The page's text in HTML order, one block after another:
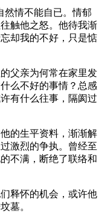
然情不能自已。情郁
触他之怒。他待我渐
却我的不好，只是惦
父亲为何常在家里发
么不好的事情？总感
有什么往事，隔阂过
的生平资料，渐渐解
激烈的争执。曾经至
不满，断绝了联络和
释怀的机会，或许他
墓。